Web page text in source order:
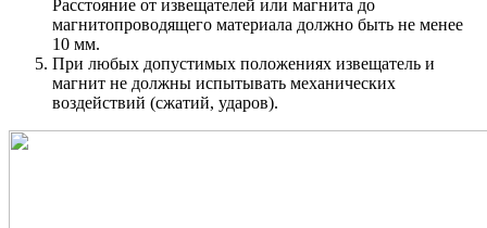
Расстояние от извещателей или магнита до
магнитопроводящего материала должно быть не менее
10 мм.
При любых допустимых положениях извещатель и
магнит не должны испытывать механических
воздействий (сжатий, ударов).